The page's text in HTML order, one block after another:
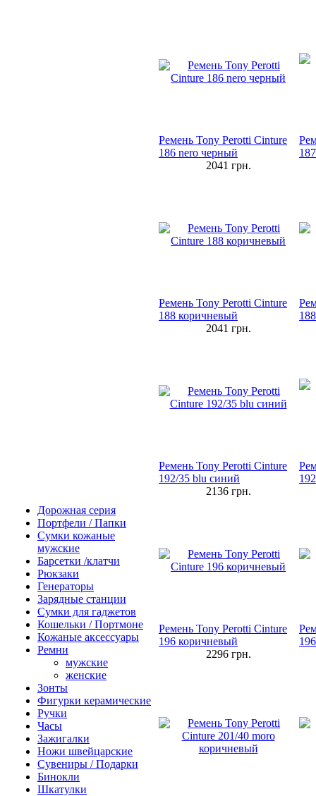
Дорожная серия
Портфели / Папки
Сумки кожаные
мужские
Барсетки /клатчи
Рюкзаки
Генераторы
Зарядные станции
Сумки для гаджетов
Кошельки / Портмоне
Кожаные аксессуары
Ремни
мужские
женские
Зонты
Фигурки керамические
Ручки
Часы
Зажигалки
Ножи швейцарские
Сувениры / Подарки
Бинокли
Шкатулки
Ремень Tony Perotti Cinture
186 nero черный
2041 грн.
Ремень Tony Perotti Cinture
188 коричневый
2041 грн.
Ремень Tony Perotti Cinture
192/35 blu синий
2136грн.
Ремень Tony Perotti Cinture
196 коричневый
2296грн.